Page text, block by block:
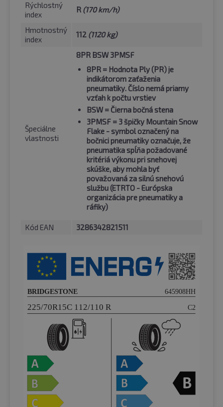
Rýchlostný
index
R (170 km/h)
Hmotnostný
index
112 (1120 kg)
Špeciálne
vlastnosti
8PR BSW 3PMSF
8PR = Hodnota Ply (PR) je
indikátorom zaťaženia
pneumatiky. Číslo nemá priamy
vzťah k počtu vrstiev
BSW = Čierna bočná stena
3PMSF = 3 špičky Mountain Snow
Flake - symbol označený na
bočnici pneumatiky označuje, že
pneumatika spĺňa požadované
kritériá výkonu pri snehovej
skúške, aby mohla byť
považovaná za silnú snehovú
službu (ETRTO - Európska
organizácia pre pneumatiky a
ráfiky)
Kód EAN 3286342821511